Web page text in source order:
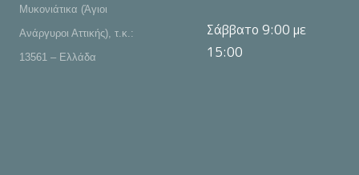
Μυκονιάτικα (Άγιοι
Ανάργυροι Αττικής), τ.κ.:
13561 – Ελλάδα
Σάββατο 9:00 με
15:00